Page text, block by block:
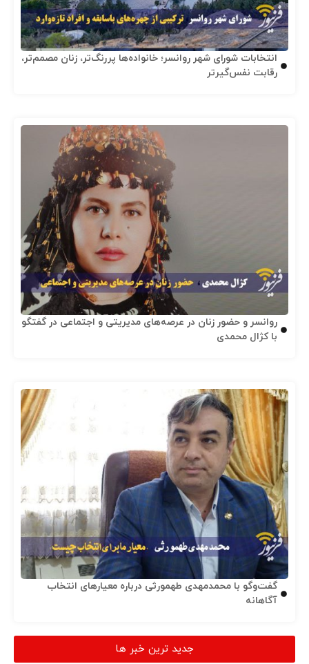
انتخابات شورای شهر روانسر؛ خانواده‌ها پررنگ‌تر، زنان مصمم‌تر،
رقابت نفس‌گیرتر
روانسر و حضور زنان در عرصه‌های مدیریتی و اجتماعی در گفتگو
با کژال محمدی
گفت‌وگو با محمدمهدی طهمورثی درباره معیارهای انتخاب
آگاهانه
جدید ترین خبر ها